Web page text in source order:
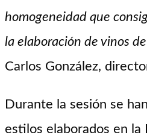
homogeneidad que
la elaboración de vinos de
Carlos González,
Durante la sesión se
estilos elaborados en la